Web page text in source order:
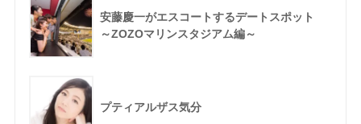
安藤慶一がエスコートするデートスポット
～ZOZOマリンスタジアム編～
プティアルザス気分